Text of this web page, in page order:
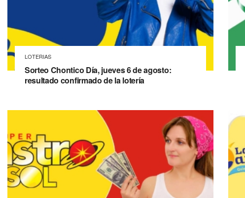
LOTERIAS
Sorteo Chontico Día, jueves 6 de agosto:
resultado confirmado de la lotería